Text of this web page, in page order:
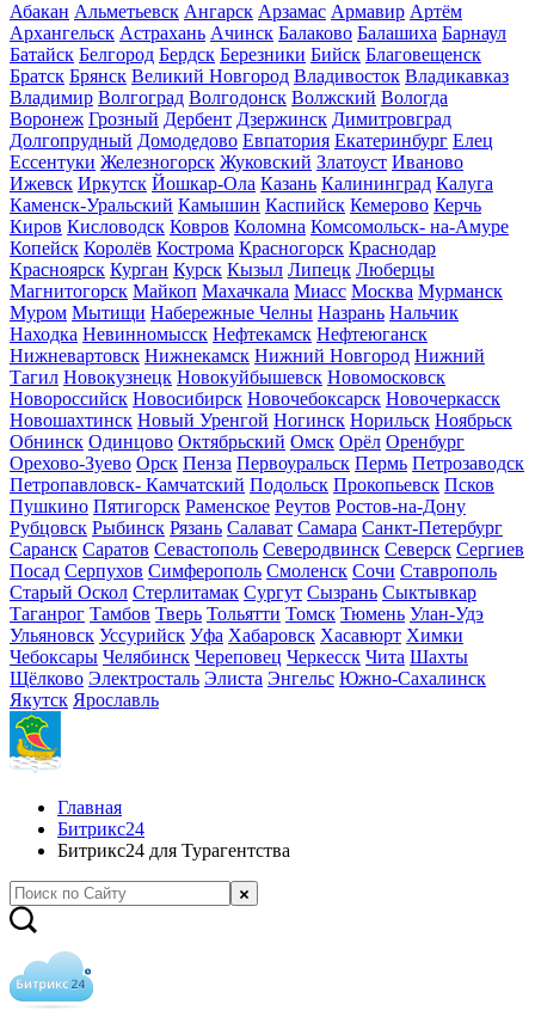
Абакан Альметьевск Ангарск Арзамас Армавир Артём
Архангельск Астрахань Ачинск Балаково Балашиха Барнаул
Батайск Белгород Бердск Березники Бийск Благовещенск
Братск Брянск Великий Новгород Владивосток Владикавказ
Владимир Волгоград Волгодонск Волжский Вологда
Воронеж Грозный Дербент Дзержинск Димитровград
Долгопрудный Домодедово Евпатория Екатеринбург Елец
Ессентуки Железногорск Жуковский Златоуст Иваново
Ижевск Иркутск Йошкар-Ола Казань Калининград Калуга
Каменск-Уральский Камышин Каспийск Кемерово Керчь
Киров Кисловодск Ковров Коломна Комсомольск- на-Амуре
Копейск Королёв Кострома Красногорск Краснодар
Красноярск Курган Курск Кызыл Липецк Люберцы
Магнитогорск Майкоп Махачкала Миасс Москва Мурманск
Муром Мытищи Набережные Челны Назрань Нальчик
Находка Невинномысск Нефтекамск Нефтеюганск
Нижневартовск Нижнекамск Нижний Новгород Нижний
Тагил Новокузнецк Новокуйбышевск Новомосковск
Новороссийск Новосибирск Новочебоксарск Новочеркасск
Новошахтинск Новый Уренгой Ногинск Норильск Ноябрьск
Обнинск Одинцово Октябрьский Омск Орёл Оренбург
Орехово-Зуево Орск Пенза Первоуральск Пермь Петрозаводск
Петропавловск- Камчатский Подольск Прокопьевск Псков
Пушкино Пятигорск Раменское Реутов Ростов-на-Дону
Рубцовск Рыбинск Рязань Салават Самара Санкт-Петербург
Саранск Саратов Севастополь Северодвинск Северск Сергиев
Посад Серпухов Симферополь Смоленск Сочи Ставрополь
Старый Оскол Стерлитамак Сургут Сызрань Сыктывкар
Таганрог Тамбов Тверь Тольятти Томск Тюмень Улан-Удэ
Ульяновск Уссурийск Уфа Хабаровск Хасавюрт Химки
Чебоксары Челябинск Череповец Черкесск Чита Шахты
Щёлково Электросталь Элиста Энгельс Южно-Сахалинск
Якутск Ярославль
Главная
Битрикс24
Битрикс24 для Турагентства